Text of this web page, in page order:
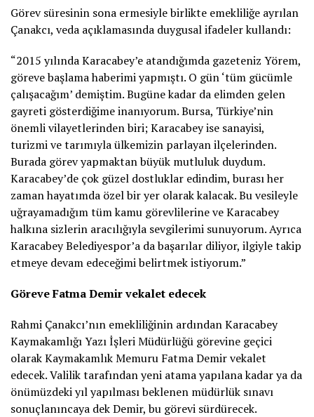
Görev süresinin sona ermesiyle birlikte emekliliğe ayrılan
Çanakcı, veda açıklamasında duygusal ifadeler kullandı:
“2015 yılında Karacabey’e atandığımda gazeteniz Yörem,
göreve başlama haberimi yapmıştı. O gün ‘tüm gücümle
çalışacağım’ demiştim. Bugüne kadar da elimden gelen
gayreti gösterdiğime inanıyorum. Bursa, Türkiye’nin
önemli vilayetlerinden biri; Karacabey ise sanayisi,
turizmi ve tarımıyla ülkemizin parlayan ilçelerinden.
Burada görev yapmaktan büyük mutluluk duydum.
Karacabey’de çok güzel dostluklar edindim, burası her
zaman hayatımda özel bir yer olarak kalacak. Bu vesileyle
uğrayamadığım tüm kamu görevlilerine ve Karacabey
halkına sizlerin aracılığıyla sevgilerimi sunuyorum. Ayrıca
Karacabey Belediyespor’a da başarılar diliyor, ilgiyle takip
etmeye devam edeceğimi belirtmek istiyorum.”
Göreve Fatma Demir vekalet edecek
Rahmi Çanakcı’nın emekliliğinin ardından Karacabey
Kaymakamlığı Yazı İşleri Müdürlüğü görevine geçici
olarak Kaymakamlık Memuru Fatma Demir vekalet
edecek. Valilik tarafından yeni atama yapılana kadar ya da
önümüzdeki yıl yapılması beklenen müdürlük sınavı
sonuçlanıncaya dek Demir, bu görevi sürdürecek.